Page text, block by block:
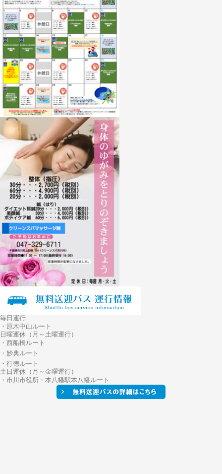
毎日運行
・原木中山ルート
日曜運休（月～土曜運行）
・西船橋ルート
・妙典ルート
・行徳ルート
土日運休（月～金曜運行）
・市川市役所・本八幡駅本八幡ルート